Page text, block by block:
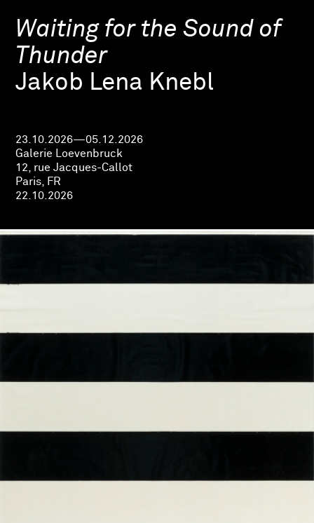
Waiting for the Sound of
Thunder
Jakob Lena Knebl
23.10.2026—05.12.2026
Galerie Loevenbruck
12, rue Jacques-Callot
Paris, FR
22.10.2026